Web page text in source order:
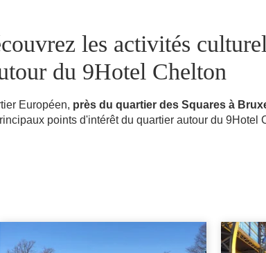
les activités
du 9Hotel Chelton
Européen, près du quartier des Squares à
points d'intérêt du quartier autour du 9Hotel